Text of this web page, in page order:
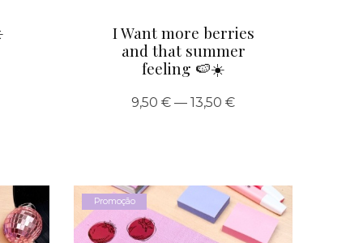
I Want more berries
and that summer
feeling 🍉☀️
9,50 € — 13,50 €
Promoção